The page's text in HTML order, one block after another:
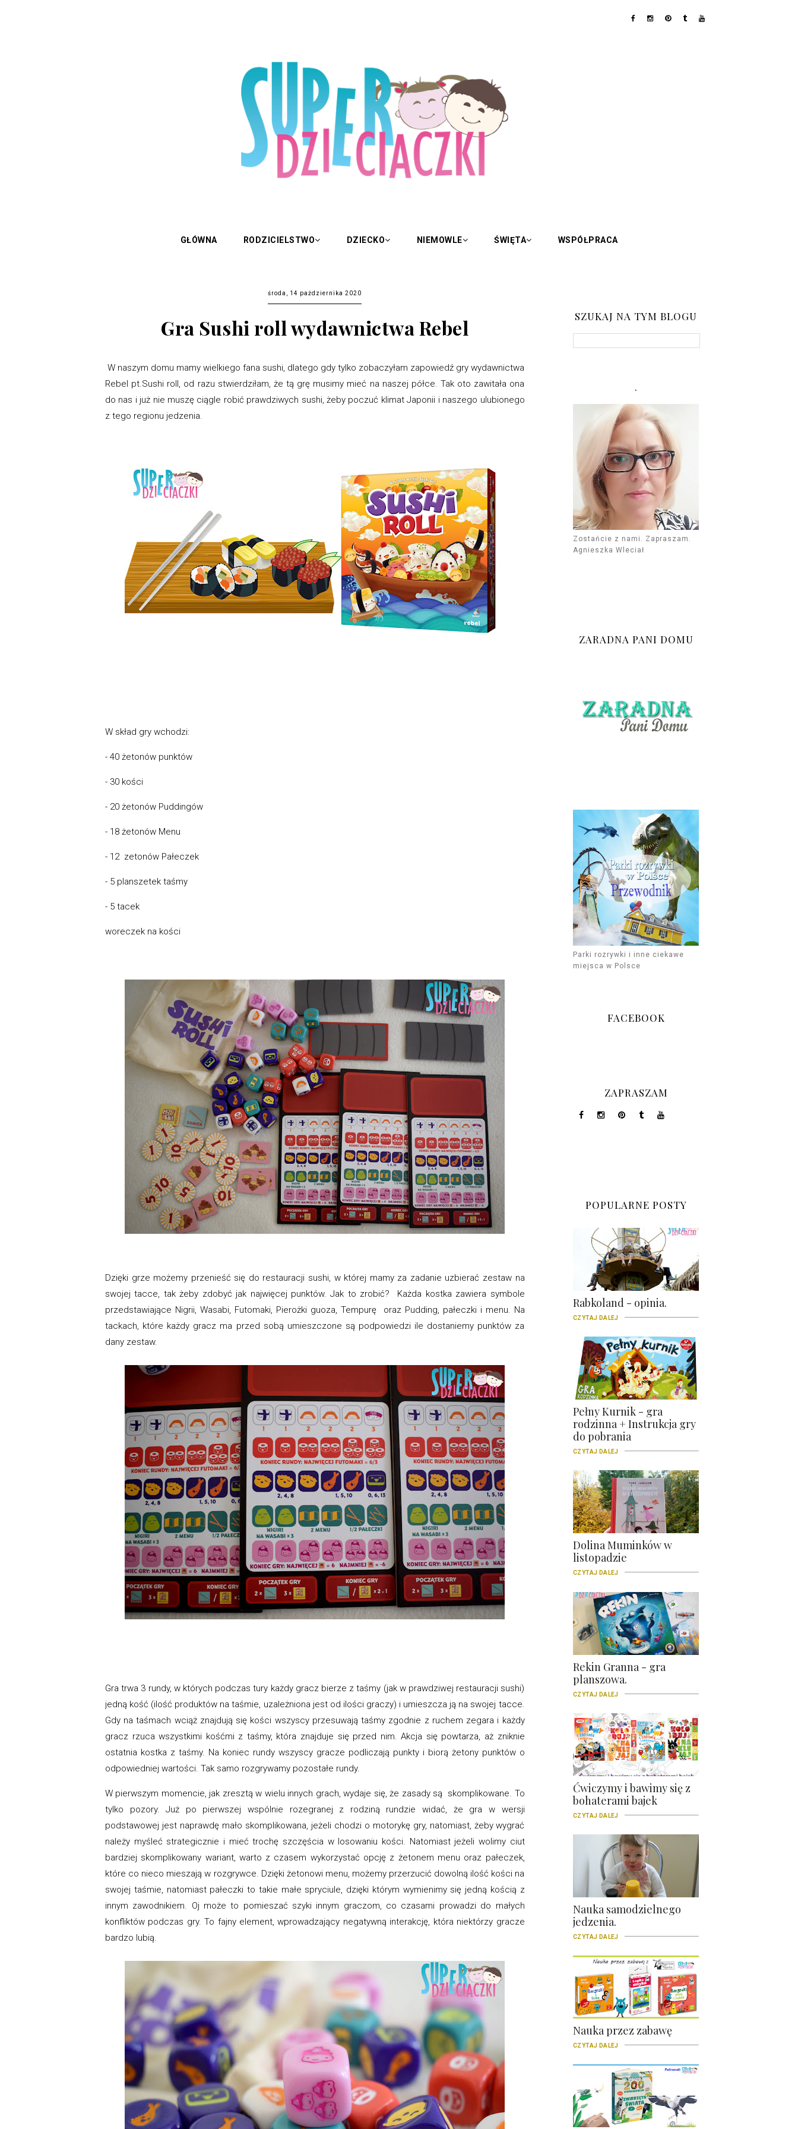
GŁÓWNA RODZICIELSTWO DZIECKO NIEMOWLE ŚWIĘTA WSPÓŁPRACA
środa, 14 października 2020
Gra Sushi roll wydawnictwa Rebel
W naszym domu mamy wielkiego fana sushi, dlatego gdy tylko zobaczyłam zapowiedź gry wydawnictwa
Rebel pt.Sushi roll, od razu stwierdziłam, że tą grę musimy mieć na naszej półce. Tak oto zawitała ona
do nas i już nie muszę ciągle robić prawdziwych sushi, żeby poczuć klimat Japonii i naszego ulubionego
z tego regionu jedzenia.
W skład gry wchodzi:
- 40 żetonów punktów
- 30 kości
- 20 żetonów Puddingów
- 18 żetonów Menu
- 12 zetonów Pałeczek
- 5 planszetek taśmy
- 5 tacek
woreczek na kości
Dzięki grze możemy przenieść się do restauracji sushi, w której mamy za zadanie uzbierać zestaw na
swojej tacce, tak żeby zdobyć jak najwięcej punktów. Jak to zrobić? Każda kostka zawiera symbole
przedstawiające Nigrii, Wasabi, Futomaki, Pierożki guoza, Tempurę oraz Pudding, pałeczki i menu. Na
tackach, które każdy gracz ma przed sobą umieszczone są podpowiedzi ile dostaniemy punktów za
dany zestaw.
Gra trwa 3 rundy, w których podczas tury każdy gracz bierze z taśmy (jak w prawdziwej restauracji sushi)
jedną kość (ilość produktów na taśmie, uzależniona jest od ilości graczy) i umieszcza ją na swojej tacce.
Gdy na taśmach wciąż znajdują się kości wszyscy przesuwają taśmy zgodnie z ruchem zegara i każdy
gracz rzuca wszystkimi kośćmi z taśmy, która znajduje się przed nim. Akcja się powtarza, aż zniknie
ostatnia kostka z taśmy. Na koniec rundy wszyscy gracze podliczają punkty i biorą żetony punktów o
odpowiedniej wartości. Tak samo rozgrywamy pozostałe rundy.
W pierwszym momencie, jak zresztą w wielu innych grach, wydaje się, że zasady są skomplikowane. To
tylko pozory. Już po pierwszej wspólnie rozegranej z rodziną rundzie widać, że gra w wersji
podstawowej jest naprawdę mało skomplikowana, jeżeli chodzi o motorykę gry, natomiast, żeby wygrać
należy myśleć strategicznie i mieć trochę szczęścia w losowaniu kości. Natomiast jeżeli wolimy ciut
bardziej skomplikowany wariant, warto z czasem wykorzystać opcję z żetonem menu oraz pałeczek,
które co nieco mieszają w rozgrywce. Dzięki żetonowi menu, możemy przerzucić dowolną ilość kości na
swojej taśmie, natomiast pałeczki to takie małe spryciule, dzięki którym wymienimy się jedną kością z
innym zawodnikiem. Oj może to pomieszać szyki innym graczom, co czasami prowadzi do małych
konfliktów podczas gry. To fajny element, wprowadzający negatywną interakcję, która niektórzy gracze
bardzo lubią.
SZUKAJ NA TYM BLOGU
.
Zostańcie z nami. Zapraszam.
Agnieszka Wleciał
ZARADNA PANI DOMU
Parki rozrywki i inne ciekawe
miejsca w Polsce
FACEBOOK
ZAPRASZAM
POPULARNE POSTY
Rabkoland - opinia.
CZYTAJ DALEJ
Pełny Kurnik - gra
rodzinna + Instrukcja gry
do pobrania
CZYTAJ DALEJ
Dolina Muminków w
listopadzie
CZYTAJ DALEJ
Rekin Granna - gra
planszowa.
CZYTAJ DALEJ
Ćwiczymy i bawimy się z
bohaterami bajek
CZYTAJ DALEJ
Nauka samodzielnego
jedzenia.
CZYTAJ DALEJ
Nauka przez zabawę
CZYTAJ DALEJ